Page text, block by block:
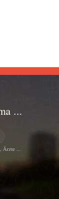
...
Ärzte ...